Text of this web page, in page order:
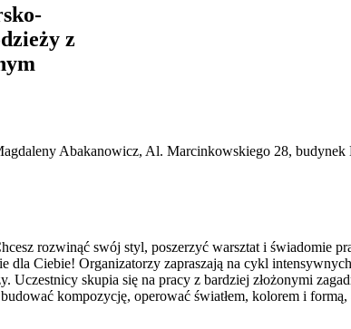
z
Abakanowicz, Al. Marcinkowskiego 28, budynek
rozwinąć swój styl, poszerzyć warsztat i świadomie
dla Ciebie! Organizatorzy zapraszają na cykl
Uczestnicy skupia się na pracy z bardziej złożonymi
kompozycję, operować światłem, kolorem i formą,